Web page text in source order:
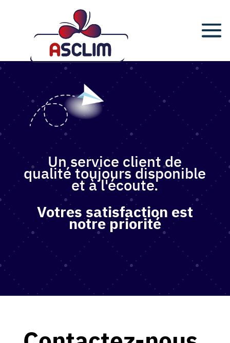
Un service client de
qualité toujours disponible
et à l'écoute.
Votres satisfaction est
notre priorité